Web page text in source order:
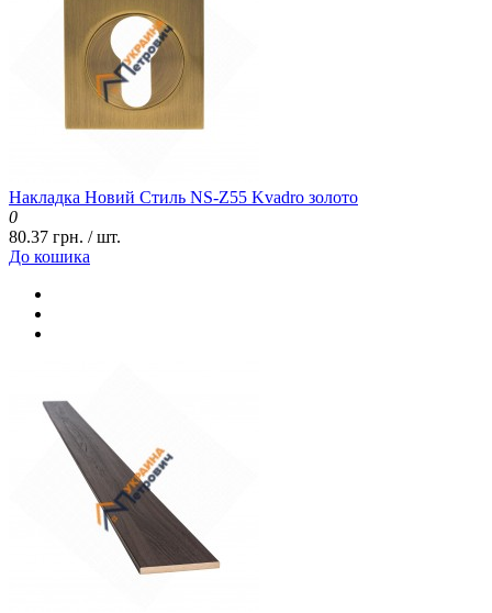
Накладка Новий Стиль NS-Z55 Kvadro золото
0
80.37 грн. / шт.
До кошика